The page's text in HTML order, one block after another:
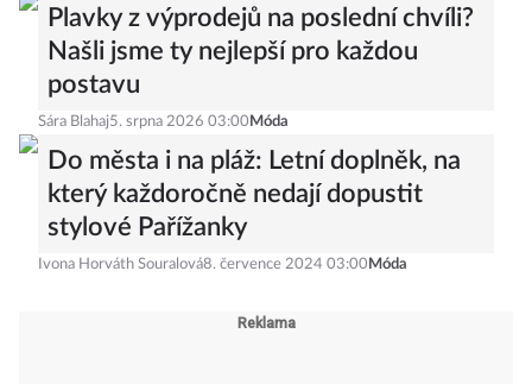
Plavky z výprodejů na poslední chvíli?
Našli jsme ty nejlepší pro každou
postavu
Sára Blahaj5. srpna 2026 03:00 Móda
Do města i na pláž: Letní doplněk, na
který každoročně nedají dopustit
stylové Pařížanky
Ivona Horváth Souralová8. července 2024 03:00 Móda